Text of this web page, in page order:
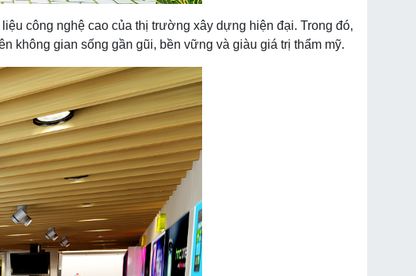
công nghệ cao của thị trường xây dựng hiện đại. Trong đó,
không gian sống gần gũi, bền vững và giàu giá trị thẩm mỹ.